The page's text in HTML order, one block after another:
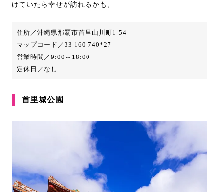
けていたら幸せが訪れるかも。
住所／沖縄県那覇市首里山川町1-54
マップコード／33 160 740*27
営業時間／9:00～18:00
定休日／なし
首里城公園